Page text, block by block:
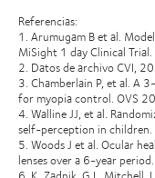
Referencias:
1. Arumugam B et al.
MiSight 1 day Clinical
2. Datos de archivo CVI,
3. Chamberlain P, et al. A
for myopia control. OVS
4. Walline JJ, et al.
self-perception in
5. Woods J et al. Ocular
lenses over a 6-year